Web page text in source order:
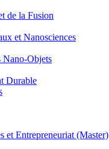
de la Fusion
et Nanosciences
Objets
Durable
et Entrepreneuriat (Master)